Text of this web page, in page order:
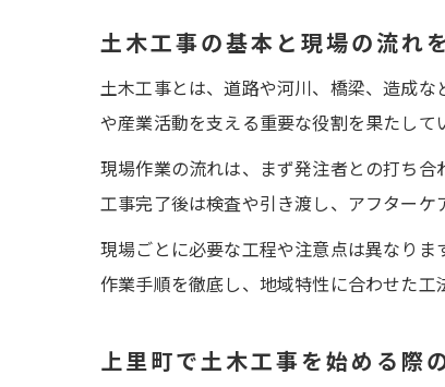
土木工事の基本と現場の流れ
土木工事とは、道路や河川、橋梁、造成
や産業活動を支える重要な役割を果たして
現場作業の流れは、まず発注者との打ち合
工事完了後は検査や引き渡し、アフターケ
現場ごとに必要な工程や注意点は異なり
作業手順を徹底し、地域特性に合わせた工
上里町で土木工事を始める際